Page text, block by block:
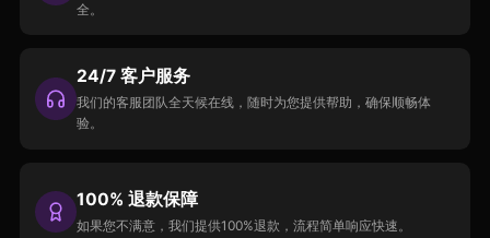
全。
24/7 客户服务
我们的客服团队全天候在线，随时为您提供帮助，确保顺畅体
验。
100% 退款保障
如果您不满意，我们提供100%退款，流程简单响应快速。